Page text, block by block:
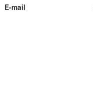
E-mail